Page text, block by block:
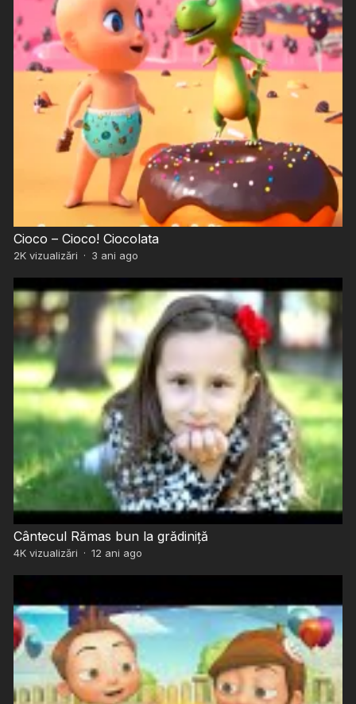
Cioco – Cioco! Ciocolata
2Kvizualizări · 3 ani ago
Cântecul Rămas bun la grădiniță
4Kvizualizări · 12 ani ago